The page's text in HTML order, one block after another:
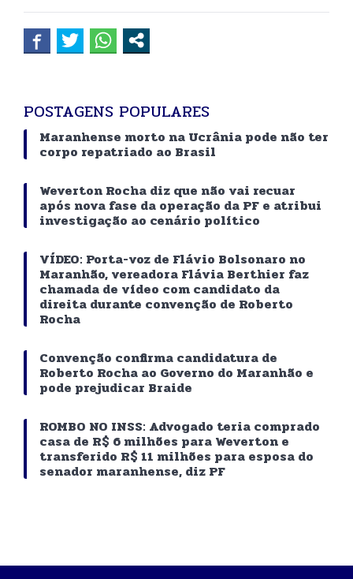
POSTAGENS POPULARES
Maranhense morto na Ucrânia pode não ter
corpo repatriado ao Brasil
Weverton Rocha diz que não vai recuar
após nova fase da operação da PF e atribui
investigação ao cenário político
VÍDEO: Porta-voz de Flávio Bolsonaro no
Maranhão, vereadora Flávia Berthier faz
chamada de vídeo com candidato da
direita durante convenção de Roberto
Rocha
Convenção confirma candidatura de
Roberto Rocha ao Governo do Maranhão e
pode prejudicar Braide
ROMBO NO INSS: Advogado teria comprado
casa de R$ 6 milhões para Weverton e
transferido R$ 11 milhões para esposa do
senador maranhense, diz PF